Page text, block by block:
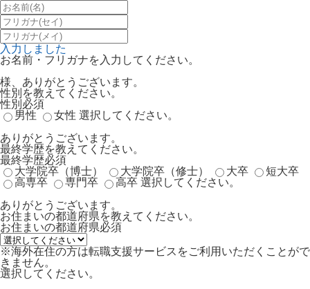
入力しました
お名前・フリガナを入力してください。
様、ありがとうございます。
性別を教えてください。
性別 必須
男性
女性 選択してください。
ありがとうございます。
最終学歴を教えてください。
最終学歴必須
大学院卒（博士）
大学院卒（修士） 大卒
短大卒
高専卒
専門卒 高卒 選択してください。
ありがとうございます。
お住まいの都道府県を教えてください。
お住まいの都道府県必須
※海外在住の方は転職支援サービスをご利用いただくことがで
きません。
選択してください。